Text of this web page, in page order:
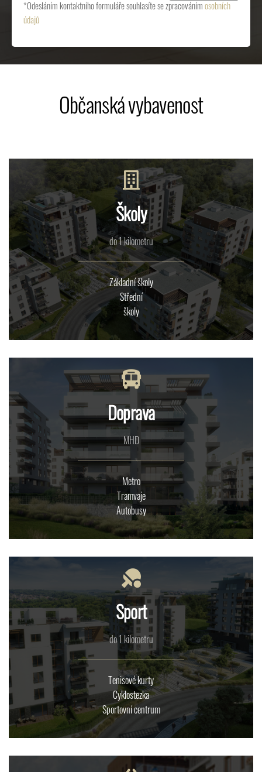
*Odesláním kontaktního formuláře souhlasíte se zpracovánímosobních
údajů
Občanská vybavenost
Školy
do 1 kilometru
Základní školy
Střední
školy
Doprava
MHD
Metro
Tramvaje
Autobusy
Sport
do 1 kilometru
Tenisové kurty
Cyklostezka
Sportovní centrum